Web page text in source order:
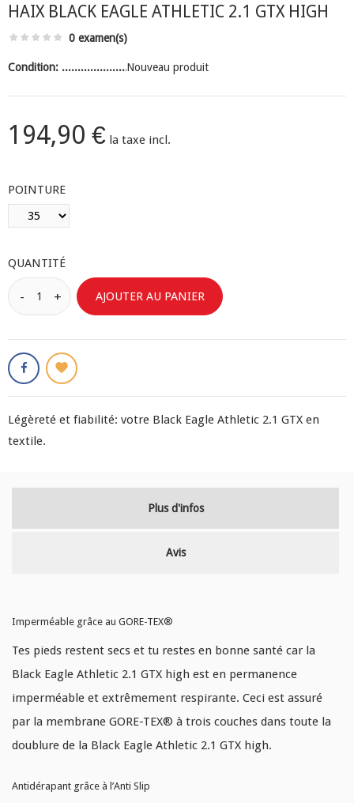
HAIX BLACK EAGLE ATHLETIC 2.1 GTX HIGH
0 examen(s)
Condition: Nouveau produit
194,90 € la taxe incl.
POINTURE
QUANTITÉ
AJOUTER AU PANIER
Légèreté et fiabilité: votre Black Eagle Athletic 2.1 GTX en
textile.
Plus d'infos
Avis
Imperméable grâce au GORE-TEX®
Tes pieds restent secs et tu restes en bonne santé car la
Black Eagle Athletic 2.1 GTX high est en permanence
imperméable et extrêmement respirante. Ceci est assuré
par la membrane GORE-TEX® à trois couches dans toute la
doublure de la Black Eagle Athletic 2.1 GTX high.
Antidérapant grâce à l’Anti Slip